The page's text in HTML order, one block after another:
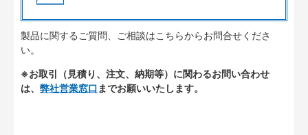
製品に関するご質問、ご相談はこちらからお問合せくださ
い。
※お取引（見積り、注文、納期等）に関わるお問い合わせ
は、 弊社営業窓口 までお願いいたします。